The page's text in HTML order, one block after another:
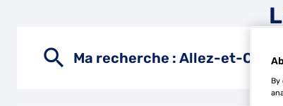
Ma recherche : Allez-et-
By